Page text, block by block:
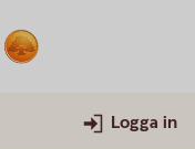
Logga in